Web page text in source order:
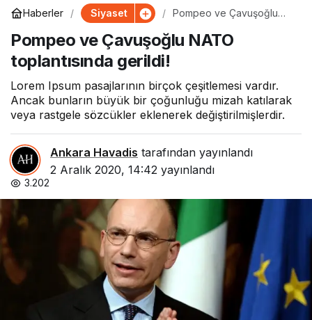
Haberler Siyaset
Pompeo ve Çavuşoğlu
Pompeo ve Çavuşoğlu NATO
toplantısında gerildi!
Lorem Ipsum pasajlarının birçok çeşitlemesi vardır.
Ancak bunların büyük bir çoğunluğu mizah katılarak
veya rastgele sözcükler eklenerek değiştirilmişlerdir.
Ankara Havadis tarafından yayınlandı
2 Aralık 2020, 14:42 yayınlandı
3.202